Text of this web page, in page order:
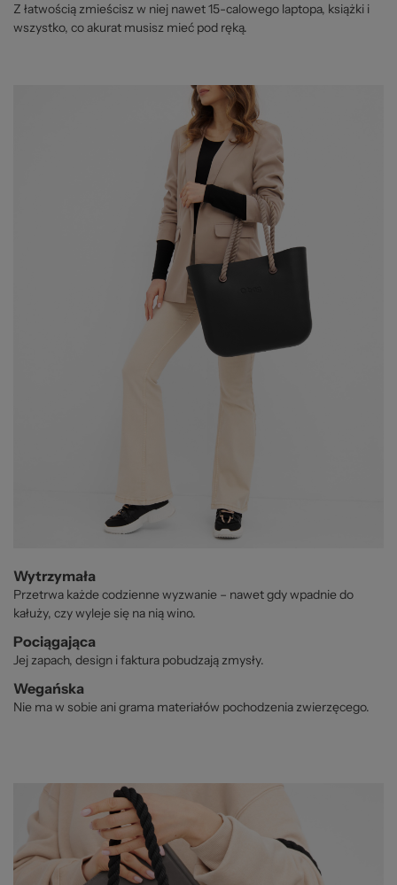
Z łatwością zmieścisz w niej nawet 15-calowego laptopa, książki i
wszystko, co akurat musisz mieć pod ręką.
Wytrzymała
Przetrwa każde codzienne wyzwanie – nawet gdy wpadnie do
kałuży, czy wyleje się na nią wino.
Pociągająca
Jej zapach, design i faktura pobudzają zmysły.
Wegańska
Nie ma w sobie ani grama materiałów pochodzenia zwierzęcego.